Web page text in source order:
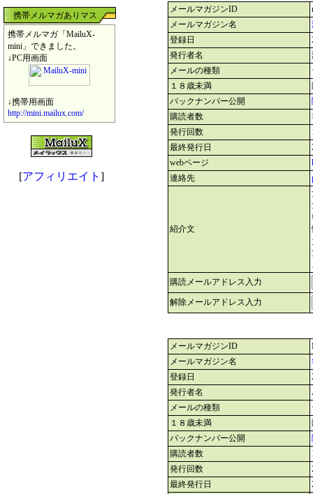
携帯メルマガありマス
携帯メルマガ「MailuX-
mini」できました。
↓PC用画面
↓携帯用画面
http://mini.mailux.com/
[アフィリエイト ]
メールマガジンID
メールマガジン名
登録日
発行者名
メールの種類
１８歳未満
バックナンバー公開
購読者数
発行回数
最終発行日
webページ
連絡先
紹介文
購読メールアドレス入力
解除メールアドレス入力
メールマガジンID
メールマガジン名
登録日
発行者名
メールの種類
１８歳未満
バックナンバー公開
購読者数
発行回数
最終発行日